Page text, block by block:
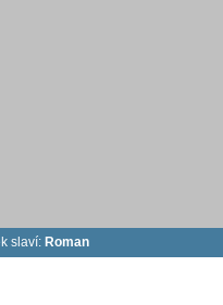
slaví: Roman